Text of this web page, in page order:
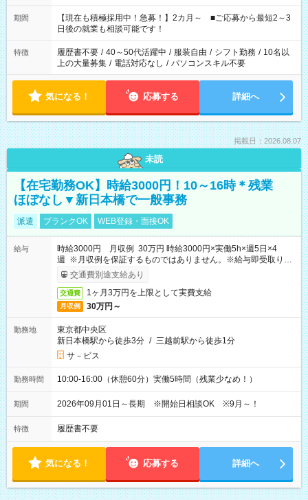
い」 「余裕を持って夕飯の準備がしたい」 「できれば残業はし
たくない」 など、ご希望を教えてくださいね。 ※Wワーク希望
の方へ 今ご覧のお仕事で希望する勤務時間と、もう1つのお仕事
の勤務時間。 合計で週40時間を超える場合は応募できません。
期間
【現在も積極採用中！急募！】2カ月～ ■ご応募から最短2～3
日後の就業も相談可能です！
特徴 履歴書不要 / 40～50代活躍中 / 服装自由 / シフト勤務 / 10名以
上の大量募集 / 電話対応なし / パソコンスキル不要
気になる！ 応募する 詳細へ
掲載日：2026.08.07
未読
【在宅勤務OK】時給3000円！10～16時＊残業
ほぼなし▼新日本橋で一般事務
派遣 ブランクOK WEB登録・面接OK
給与
時給3000円 月収例 30万円 時給3000円×実働5h×週5日×4
週 ※月収例を保証するものではありません。※給与即受取りサ
ービス利用可（利用条件有）
交通費別途支給あり
交通費 1ヶ月3万円を上限として実費支給
月収例 30万円～
勤務地
東京都中央区
新日本橋駅から徒歩3分 / 三越前駅から徒歩1分
サ－ビス
勤務時間 10:00-16:00（休憩60分）実働5時間（残業少なめ！）
期間 2026年09月01日～長期 ※開始日相談OK ※9月～！
特徴 履歴書不要
気になる！ 応募する 詳細へ